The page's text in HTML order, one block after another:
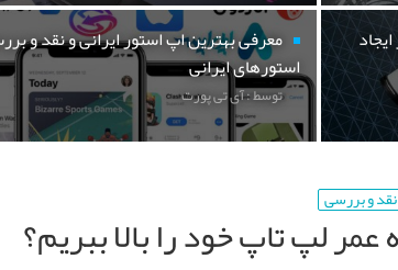
معرفی بهترین اپ استور ایرانی و نقد و
استورهای ایرانی
توسط : آی تی پورت
نقد و بررسی
لپ تاپ خود را بالا ببریم؟